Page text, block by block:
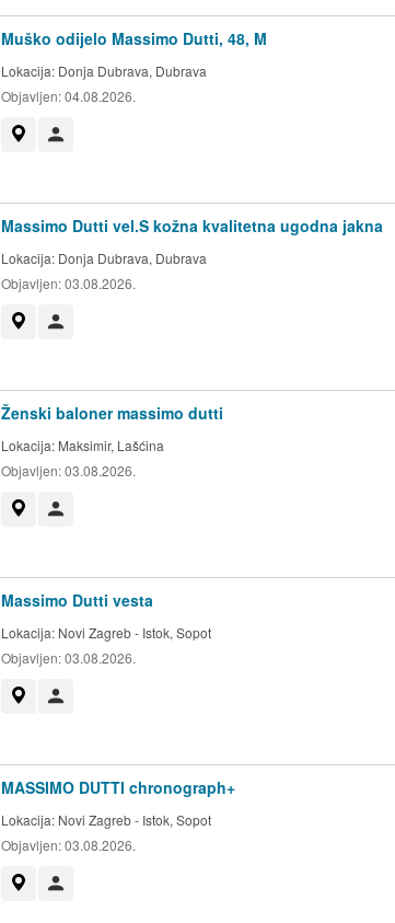
Muško odijelo Massimo Dutti, 48, M
Lokacija: Donja Dubrava, Dubrava
Objavljen:04.08.2026.
Massimo Dutti vel.S kožna kvalitetna ugodna jakna
Lokacija: Donja Dubrava, Dubrava
Objavljen:03.08.2026.
Ženski baloner massimo dutti
Lokacija: Maksimir, Lašćina
Objavljen:03.08.2026.
Massimo Dutti vesta
Lokacija: Novi Zagreb - Istok, Sopot
Objavljen:03.08.2026.
MASSIMO DUTTI chronograph+
Lokacija: Novi Zagreb - Istok, Sopot
Objavljen:03.08.2026.